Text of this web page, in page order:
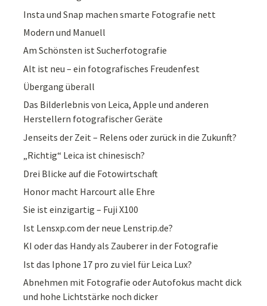
Insta und Snap machen smarte Fotografie nett
Modern und Manuell
Am Schönsten ist Sucherfotografie
Alt ist neu – ein fotografisches Freudenfest
Übergang überall
Das Bilderlebnis von Leica, Apple und anderen
Herstellern fotografischer Geräte
Jenseits der Zeit – Relens oder zurück in die Zukunft?
„Richtig“ Leica ist chinesisch?
Drei Blicke auf die Fotowirtschaft
Honor macht Harcourt alle Ehre
Sie ist einzigartig – Fuji X100
Ist Lensxp.com der neue Lenstrip.de?
KI oder das Handy als Zauberer in der Fotografie
Ist das Iphone 17 pro zu viel für Leica Lux?
Abnehmen mit Fotografie oder Autofokus macht dick
und hohe Lichtstärke noch dicker